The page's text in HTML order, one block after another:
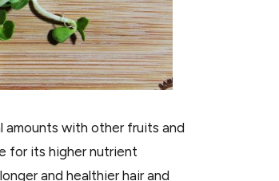
amounts with other fruits and
for its higher nutrient
and healthier hair and